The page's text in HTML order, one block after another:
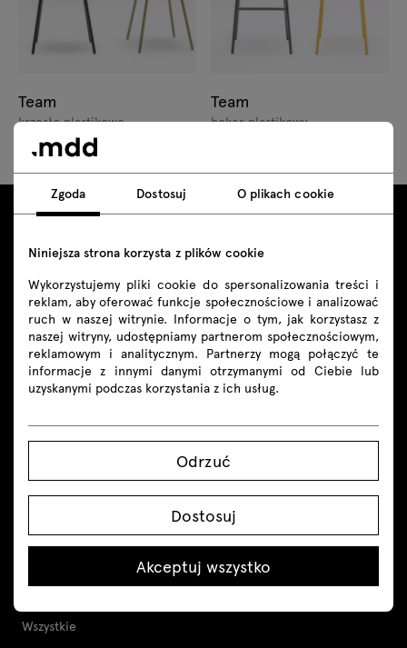
Team
krzesło plastikowe
Team
hoker plastikowy
Kontakt
+48 605 293 226
shop@mdd.eu
Śledź nas
Wszystkie
Zgoda Dostosuj O plikach cookie
Niniejsza strona korzysta z plików cookie
Wykorzystujemy pliki cookie do spersonalizowania treści i
reklam, aby oferować funkcje społecznościowe i analizować
ruch w naszej witrynie. Informacje o tym, jak korzystasz z
naszej witryny, udostępniamy partnerom społecznościowym,
reklamowym i analitycznym. Partnerzy mogą połączyć te
informacje z innymi danymi otrzymanymi od Ciebie lub
uzyskanymi podczas korzystania z ich usług.
Odrzuć
Dostosuj
Akceptuj wszystko